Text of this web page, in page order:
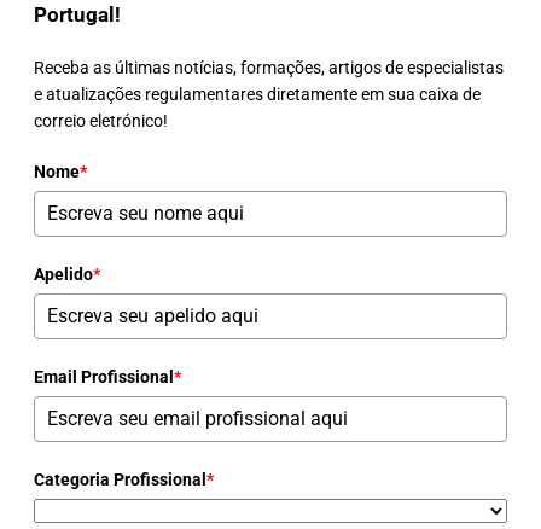
Portugal!
Receba as últimas notícias, formações, artigos de especialistas
e atualizações regulamentares diretamente em sua caixa de
correio eletrónico!
Nome*
Apelido*
Email Profissional *
Categoria Profissional *